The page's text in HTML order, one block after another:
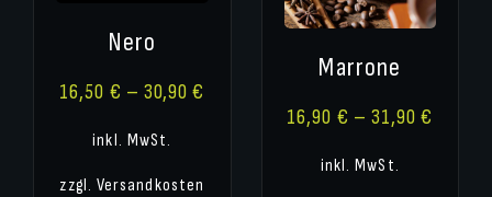
Nero
16,50 € – 30,90€
inkl. MwSt.
zzgl. Versandkosten
Marrone
16,90 € – 31,90€
inkl. MwSt.